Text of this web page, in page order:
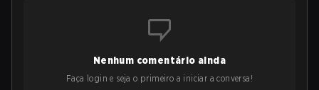
Nenhum comentário ainda
Faça login e seja o primeiro a iniciar a conversa!